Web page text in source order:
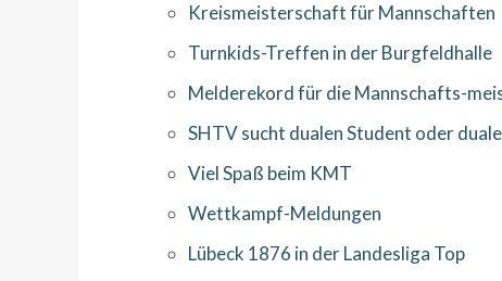
Kreismeisterschaft für Mannschaften
Turnkids-Treffen in der Burgfeldhalle
Melderekord für die Mannschafts-
SHTV sucht dualen Student oder
Viel Spaß beim KMT
Wettkampf-Meldungen
Lübeck 1876 in der Landesliga Top